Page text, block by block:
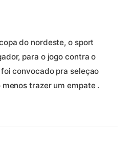
do nordeste, o sport
para o jogo contra o
convocado pra seleçao
trazer um empate .